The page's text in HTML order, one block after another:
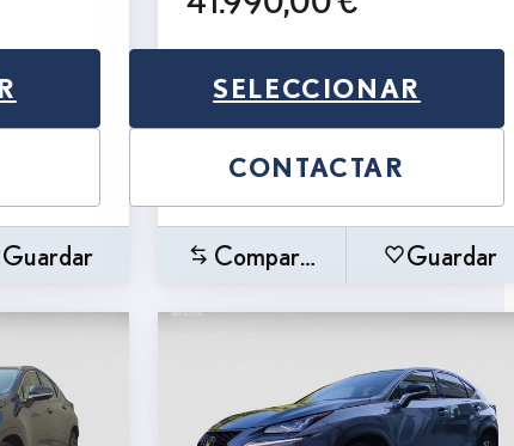
Guardar
SELECCIONAR
CONTACTAR
Comparar Guardar